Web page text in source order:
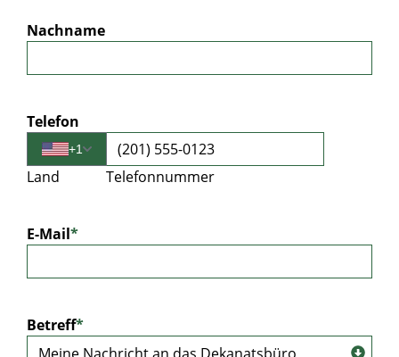
Nachname
Telefon
+1
Land Telefonnummer
E-Mail*
Betreff*